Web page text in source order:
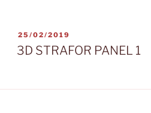
YAYIM
TARIHI
25/02/2019
3D STRAFOR PANEL 1